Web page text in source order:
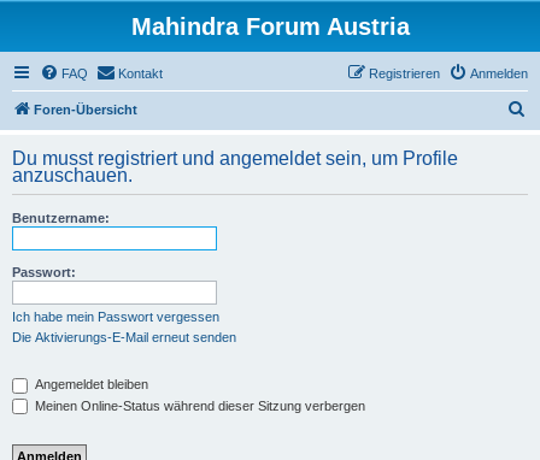
Mahindra Forum Austria
FAQ Kontakt Anmelden
Registrieren
Foren-Übersicht
h
Du musst registriert und angemeldet sein, um Profile
anzuschauen.
Benutzername:
Passwort:
Ich habe mein Passwort vergessen
Die Aktivierungs-E-Mail erneut senden
Angemeldet bleiben
Meinen Online-Status während dieser Sitzung verbergen